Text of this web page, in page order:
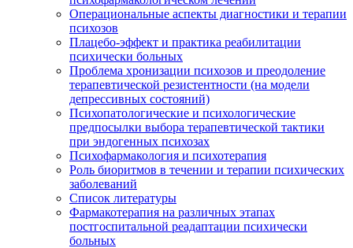
Операциональные аспекты диагностики и терапии
психозов
Плацебо-эффект и практика реабилитации
психически больных
Проблема хронизации психозов и преодоление
терапевтической резистентности (на модели
депрессивных состояний)
Психопатологические и психологические
предпосылки выбора терапевтической тактики
при эндогенных психозах
Психофармакология и психотерапия
Роль биоритмов в течении и терапии психических
заболеваний
Список литературы
Фармакотерапия на различных этапах
постгоспитальной реадаптации психически
больных